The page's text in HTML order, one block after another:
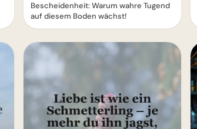
Bescheidenheit: Warum wahre Tugend
auf diesem Boden wächst!